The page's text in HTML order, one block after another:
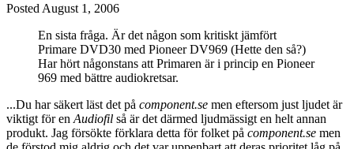
Posted August 1, 2006
En sista fråga. Är det någon som kritiskt jämfört
Primare DVD30 med Pioneer DV969 (Hette den så?)
Har hört någonstans att Primaren är i princip en Pioneer
969 med bättre audiokretsar.
...Du har säkert läst det på component.se men eftersom just ljudet är
viktigt för en Audiofil så är det därmed ljudmässigt en helt annan
produkt. Jag försökte förklara detta för folket på component.se men